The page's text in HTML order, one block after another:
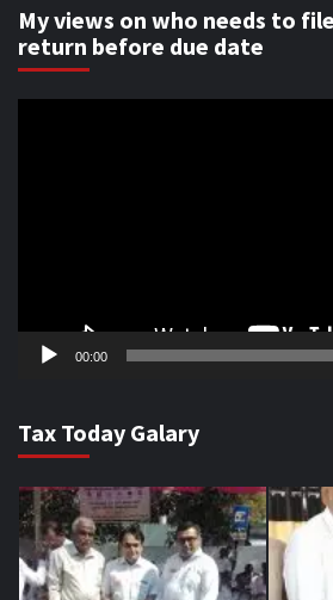
My views on who needs to
return before due date
00:00
Tax Today Galary